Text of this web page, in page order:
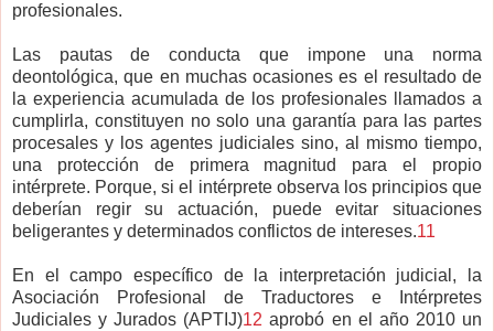
profesionales.
Las pautas de conducta que impone una norma
deontológica, que en muchas ocasiones es el resultado de
la experiencia acumulada de los profesionales llamados a
cumplirla, constituyen no solo una garantía para las partes
procesales y los agentes judiciales sino, al mismo tiempo,
una protección de primera magnitud para el propio
intérprete. Porque, si el intérprete observa los principios que
deberían regir su actuación, puede evitar situaciones
beligerantes y determinados conflictos de intereses.11
En el campo específico de la interpretación judicial, la
Asociación Profesional de Traductores e Intérpretes
Judiciales y Jurados (APTIJ)12 aprobó en el año 2010 un